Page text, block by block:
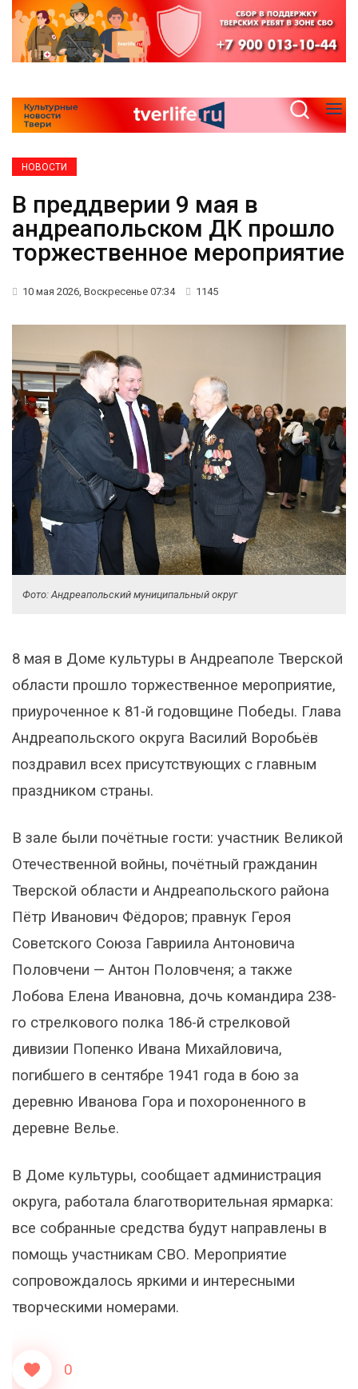
НОВОСТИ
В преддверии 9 мая в
андреапольском ДК прошло
торжественное мероприятие
10 мая 2026, Воскресенье 07:34 1145
Фото: Андреапольский муниципальный округ
8 мая в Доме культуры в Андреаполе Тверской
области прошло торжественное мероприятие,
приуроченное к 81-й годовщине Победы. Глава
Андреапольского округа Василий Воробьёв
поздравил всех присутствующих с главным
праздником страны.
В зале были почётные гости: участник Великой
Отечественной войны, почётный гражданин
Тверской области и Андреапольского района
Пётр Иванович Фёдоров; правнук Героя
Советского Союза Гавриила Антоновича
Половчени — Антон Половченя; а также
Лобова Елена Ивановна, дочь командира 238-
го стрелкового полка 186-й стрелковой
дивизии Попенко Ивана Михайловича,
погибшего в сентябре 1941 года в бою за
деревню Иванова Гора и похороненного в
деревне Велье.
В Доме культуры, сообщает администрация
округа, работала благотворительная ярмарка:
все собранные средства будут направлены в
помощь участникам СВО. Мероприятие
сопровождалось яркими и интересными
творческими номерами.
0